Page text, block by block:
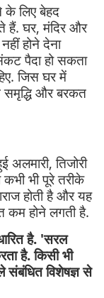
के लिए बेहद
हैं. घर, मंदिर और
होने देना
पैदा हो सकता
जिस घर में
समृद्धि और बरकत
अलमारी, तिजोरी
भी पूरे तरीके
होती है और यह
कम होने लगती है.
है. 'सरल
है. किसी भी
संबंधित विशेषज्ञ से